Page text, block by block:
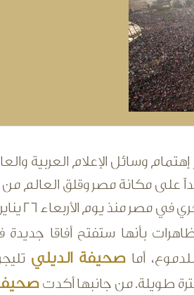
وسائل الإعلام العربية
على مكانة مصر وقلق العالم من
يناير وهو اليوم الذي تلى مظاهرات الغضب ولقد وصفت
بأنها ستفتح أفاقا
أما صحيفة الديلي
طويلة. من جانبها أكدت